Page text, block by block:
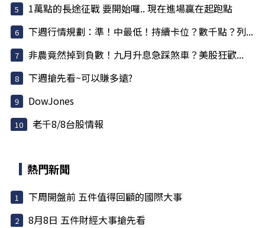
1萬點的長途征戰 要開始囉.. 現在進場贏在起跑點
下週行情規劃：準！中最低！持續卡位？數千點？列...
非農竟然掉到負數！九月升息急踩煞車？美股狂歡...
下週搶先看~可以賺多遠?
DowJones
老千8/8台股情報
熱門新聞
下周開盤前 五件值得回顧的國際大事
8月8日 五件財經大事搶先看